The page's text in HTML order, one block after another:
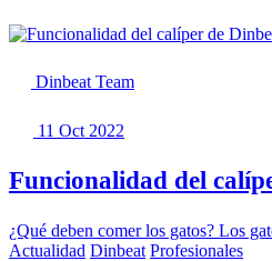
Dinbeat Team
11 Oct 2022
Funcionalidad del
¿Qué deben comer los gatos? Los
Actualidad Dinbeat Profesionales